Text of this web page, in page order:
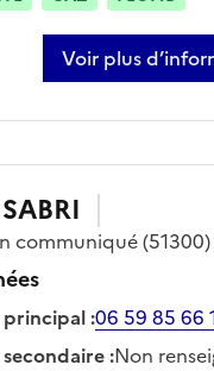
Voir plus
sur gaetan epis
SABRI
communiqué(51300)
principal:06 59 85 66
:Non